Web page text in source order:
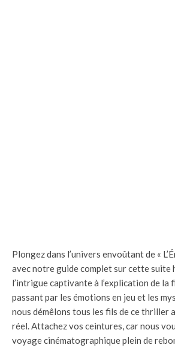
Plongez dans l’univers envoûtant de «
avec notre guide complet sur cette suite
l’intrigue captivante à l’explication de la
passant par les émotions en jeu et les
nous démêlons tous les fils de ce thriller
réel. Attachez vos ceintures, car nous
voyage cinématographique plein de